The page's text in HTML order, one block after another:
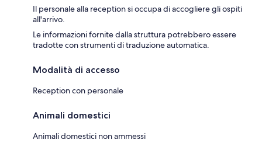
Il personale alla reception si occupa di accogliere gli ospiti
all'arrivo.
Le informazioni fornite dalla struttura potrebbero essere
tradotte con strumenti di traduzione automatica.
Modalità di accesso
Reception con personale
Animali domestici
Animali domestici non ammessi